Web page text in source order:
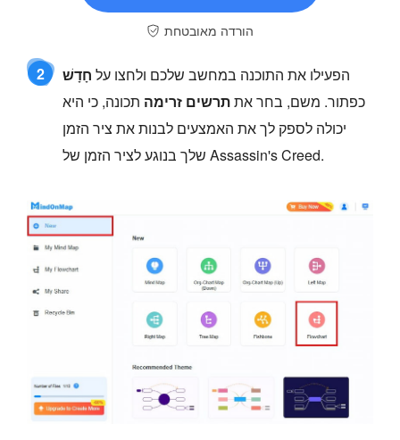
הורדה מאובטחת
2 הפעילו את התוכנה במחשב שלכם ולחצו על חָדָשׁ
כפתור. משם, בחר אתתרשים זרימה תכונה, כי היא
יכולה לספק לך את האמצעים לבנות את ציר הזמן
שלך בנוגע לציר הזמן של Assassin's Creed.